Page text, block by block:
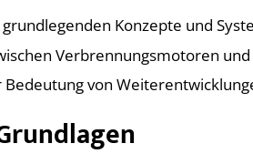
Konzepte und
Verbrennungsmotoren
Bedeutung von